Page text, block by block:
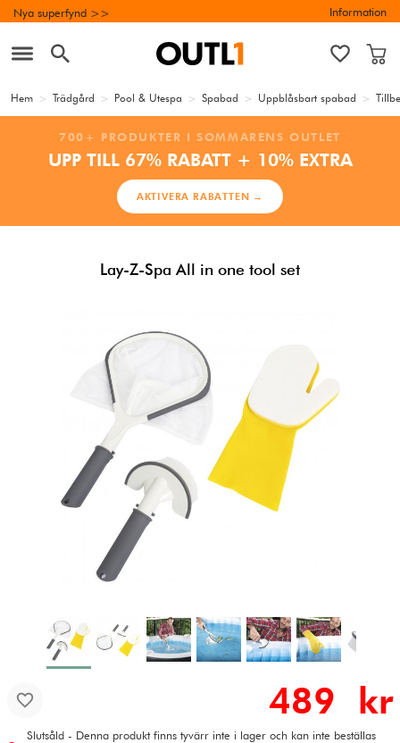
Nya superfynd >> Information
Hem > Trädgård > Pool & Utespa > Spabad > Uppblåsbart spabad >
700+ PRODUKTER I SOMMARENS OUTLET
UPP TILL 67% RABATT + 10% EXTRA
AKTIVERA RABATTEN →
Lay-Z-Spa All in one tool set
489 kr
Slutsåld - Denna produkt finns tyvärr inte i lager och kan inte beställas